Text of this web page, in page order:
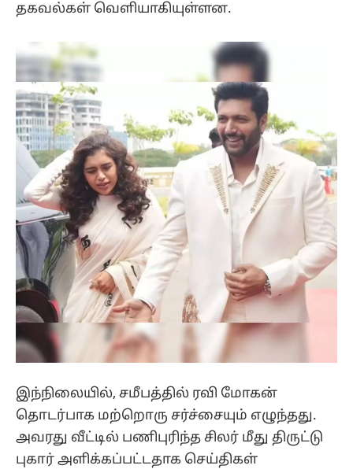
தகவல்கள் வெளியாகியுள்ளன.
இந்நிலையில், சமீபத்தில் ரவி மோகன்
தொடர்பாக மற்றொரு சர்ச்சையும் எழுந்தது.
அவரது வீட்டில் பணிபுரிந்த சிலர் மீது திருட்டு
புகார் அளிக்கப்பட்டதாக செய்திகள்